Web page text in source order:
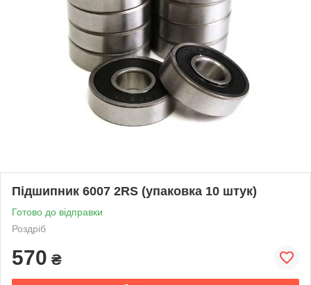
Підшипник 6007 2RS (упаковка 10 штук)
Готово до відправки
Роздріб
570 ₴